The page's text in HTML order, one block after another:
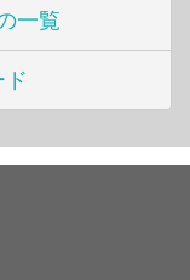
一覧